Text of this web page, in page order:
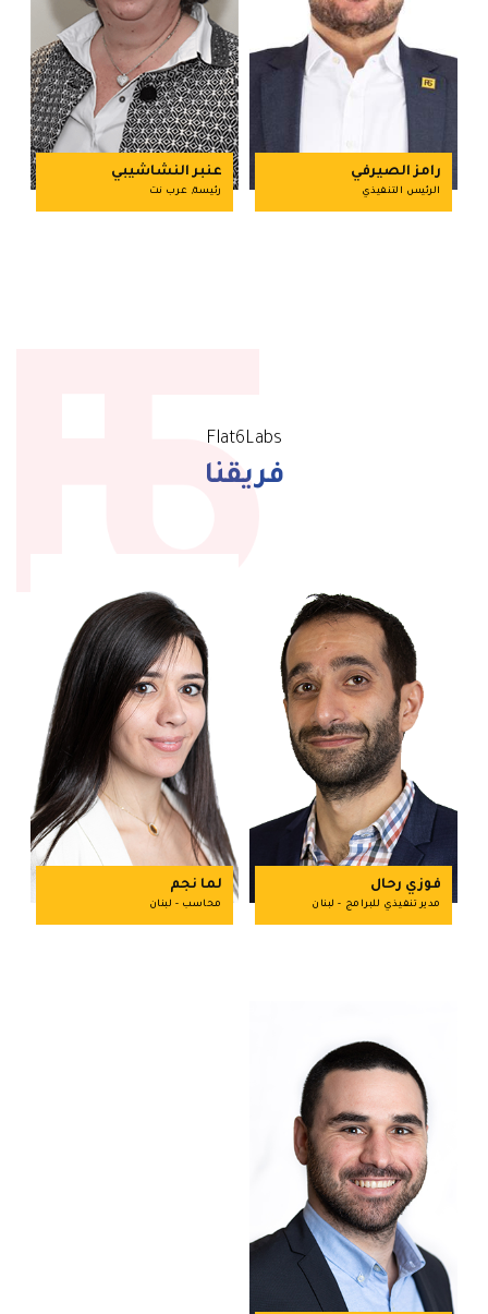
رامز الصيرفي
الرئيس التنفيذي
عنبر النشاشيبي
رئيسة, عرب نت
Flat6Labs
فريقنا
فوزي رحال
مدير تنفيذي للبرامج - لبنان
لما نجم
محاسب - لبنان